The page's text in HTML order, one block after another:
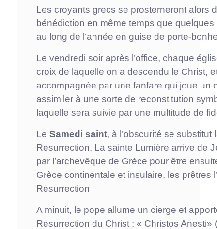
Les croyants grecs se prosterneront alors
bénédiction en même temps que
au long de l’année en guise de porte-
Le vendredi soir après l’office, chaque
croix de laquelle on a descendu le Christ,
accompagnée par une fanfare qui joue un
assimiler à une sorte de reconstitution
laquelle sera suivie par une multitude de
Le Samedi saint, à l’obscurité se substitut
Résurrection. La sainte Lumière arrive de
par l’archevêque de Grèce pour être
Grèce continentale et insulaire, les prêtres
Résurrection
A minuit, le pope allume un cierge et
Résurrection du Christ : « Christos